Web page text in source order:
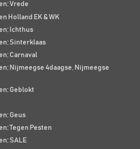
Vrede
Holland EK & WK
Ichthus
Sinterklaas
Carnaval
Nijmeegse 4daagse, Nijmeegse
Geblokt
Geus
Tegen Pesten
SALE